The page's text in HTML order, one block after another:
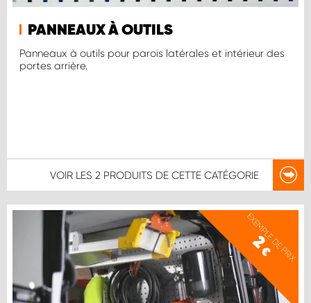
PANNEAUX À OUTILS
Panneaux à outils pour parois latérales et intérieur des
portes arrière.
VOIR LES 2 PRODUITS DE CETTE CATÉGORIE
EXEMPLE DE PRIX
2
€